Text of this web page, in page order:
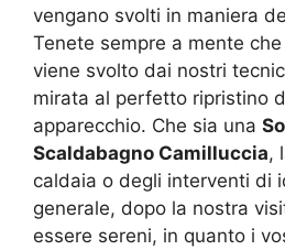
vengano svolti in maniera
Tenete sempre a mente
viene svolto dai nostri
mirata al perfetto ripristino
apparecchio. Che sia una
Scaldabagno Camilluccia,
caldaia o degli interventi di
generale, dopo la nostra
essere sereni, in quanto i